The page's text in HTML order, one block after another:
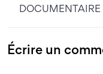
DOCUMENTAIRE
Écrire un